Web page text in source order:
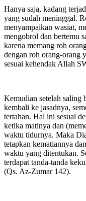
Hanya saja, kadang
yang sudah meninggal.
menyampaikan wasiat,
mengobrol dan bertemu
karena memang roh
dengan roh orang-orang
sesuai kehendak Allah
Kemudian setelah saling
kembali ke jasadnya,
tertahan. Hal ini sesuai
ketika matinya dan
waktu tidurnya. Maka
tetapkan kematiannya
waktu yang ditentukan.
terdapat tanda-tanda
(Qs. Az-Zumar 142).